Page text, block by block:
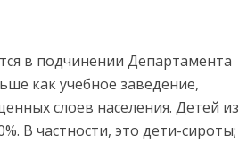
в подчинении Департамента
как учебное заведение,
слоев населения. Детей из
В частности, это дети-сироты;